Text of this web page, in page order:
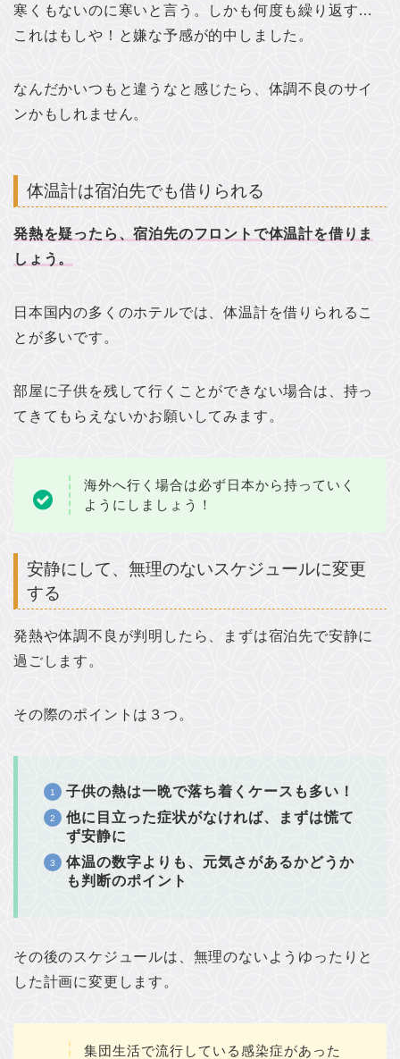
寒くもないのに寒いと言う。しかも何度も繰り返す…
これはもしや！と嫌な予感が的中しました。
なんだかいつもと違うなと感じたら、体調不良のサイ
ンかもしれません。
体温計は宿泊先でも借りられる
発熱を疑ったら、宿泊先のフロントで体温計を借りま
しょう。
日本国内の多くのホテルでは、体温計を借りられるこ
とが多いです。
部屋に子供を残して行くことができない場合は、持っ
てきてもらえないかお願いしてみます。
海外へ行く場合は必ず日本から持っていく
ようにしましょう！
安静にして、無理のないスケジュールに変更
する
発熱や体調不良が判明したら、まずは宿泊先で安静に
過ごします。
その際のポイントは３つ。
子供の熱は一晩で落ち着くケースも多い！
他に目立った症状がなければ、まずは慌て
ず安静に
体温の数字よりも、元気さがあるかどうか
も判断のポイント
その後のスケジュールは、無理のないようゆったりと
した計画に変更します。
集団生活で流行している感染症があった